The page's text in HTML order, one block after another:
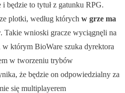
będzie to tytuł z gatunku RPG.
plotki, według których w grze ma
. Takie wnioski gracze wyciągnęli na
w którym BioWare szuka dyrektora
w tworzeniu trybów
że będzie on odpowiedzialny za
się multiplayerem